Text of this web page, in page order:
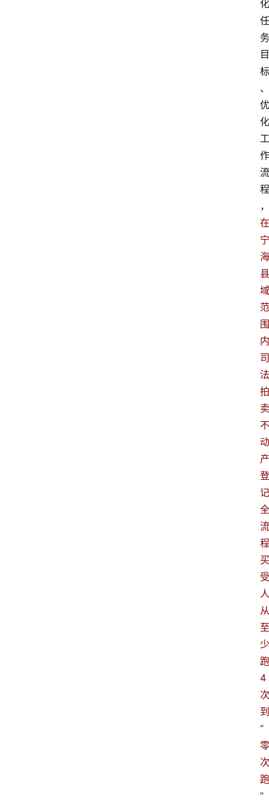
化
任
务
目
标
、
优
化
工
作
流
程
，
在
宁
海
县
域
范
围
内
司
法
拍
卖
不
动
产
登
记
全
流
程
买
受
人
从
至
少
跑
4
次
到
“
零
次
跑
”